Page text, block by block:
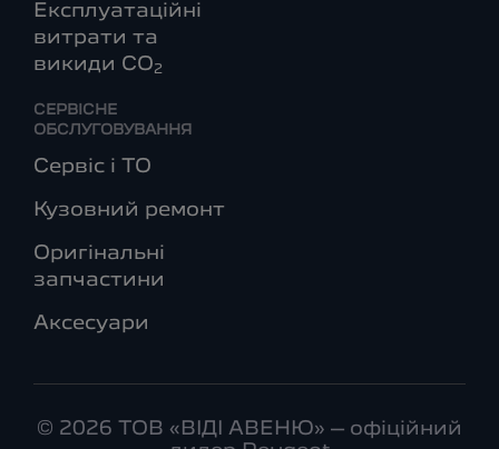
Експлуатаційні
витрати та
викиди СО2
СЕРВІСНЕ
ОБСЛУГОВУВАННЯ
Сервіс і ТО
Кузовний ремонт
Оригінальні
запчастини
Аксесуари
© 2026 ТОВ «ВІДІ АВЕНЮ» – офіційний